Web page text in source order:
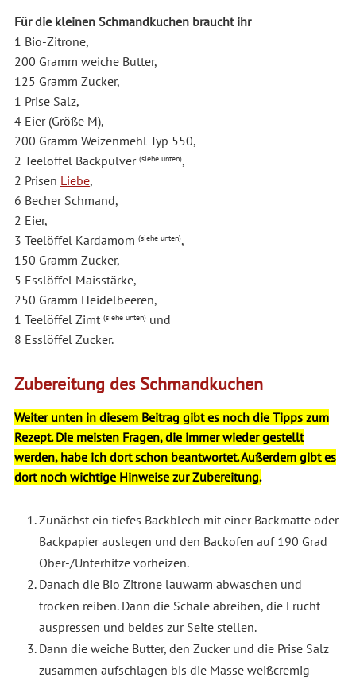
Für die kleinen Schmandkuchen braucht ihr
1 Bio-Zitrone,
200 Gramm weiche Butter,
125 Gramm Zucker,
1 Prise Salz,
4 Eier (Größe M),
200 Gramm Weizenmehl Typ 550,
2 Teelöffel Backpulver (siehe unten),
2 Prisen Liebe,
6 Becher Schmand,
2 Eier,
3 Teelöffel Kardamom (siehe unten),
150 Gramm Zucker,
5 Esslöffel Maisstärke,
250 Gramm Heidelbeeren,
1 Teelöffel Zimt (siehe unten)und
8 Esslöffel Zucker.
Zubereitung des Schmandkuchen
Weiter unten in diesem Beitrag gibt es noch die Tipps zum
Rezept. Die meisten Fragen, die immer wieder gestellt
werden, habe ich dort schon beantwortet. Außerdem gibt es
dort noch wichtige Hinweise zur Zubereitung.
Zunächst ein tiefes Backblech mit einer Backmatte oder
Backpapier auslegen und den Backofen auf 190 Grad
Ober-/Unterhitze vorheizen.
Danach die Bio Zitrone lauwarm abwaschen und
trocken reiben. Dann die Schale abreiben, die Frucht
auspressen und beides zur Seite stellen.
Dann die weiche Butter, den Zucker und die Prise Salz
zusammen aufschlagen bis die Masse weißcremig